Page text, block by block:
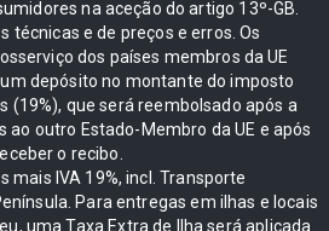
na aceção do artigo 13º-GB.
técnicas e de preços e erros. Os
dos países membros da UE
depósito no montante do imposto
(19%), que será reembolsado após a
ao outro Estado-Membro da UE e após
o recibo.
mais IVA 19%, incl. Transporte
Para entregas em ilhas e locais
uma Taxa Extra de Ilha será aplicada